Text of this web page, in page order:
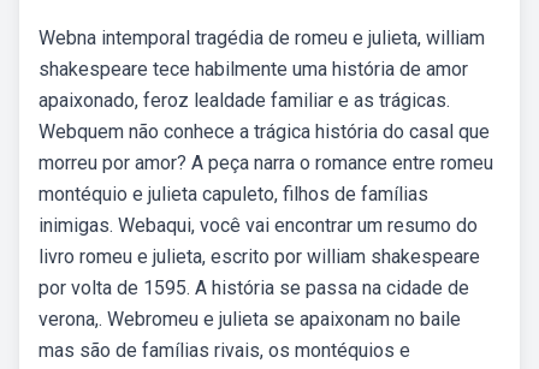
Webna intemporal tragédia de romeu e julieta, william
shakespeare tece habilmente uma história de amor
apaixonado, feroz lealdade familiar e as trágicas.
Webquem não conhece a trágica história do casal que
morreu por amor? A peça narra o romance entre romeu
montéquio e julieta capuleto, filhos de famílias
inimigas. Webaqui, você vai encontrar um resumo do
livro romeu e julieta, escrito por william shakespeare
por volta de 1595. A história se passa na cidade de
verona,. Webromeu e julieta se apaixonam no baile
mas são de famílias rivais, os montéquios e